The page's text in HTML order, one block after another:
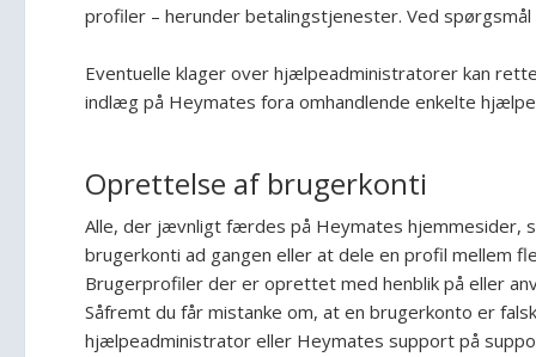
profiler – herunder betalingstjenester. Ved
Eventuelle klager over hjælpeadministratorer kan
indlæg på Heymates fora omhandlende enkelte
Oprettelse af brugerkonti
Alle, der jævnligt færdes på Heymates hjemmesider,
brugerkonti ad gangen eller at dele en profil mellem
Brugerprofiler der er oprettet med henblik på eller
Såfremt du får mistanke om, at en brugerkonto er
hjælpeadministrator eller Heymates support på